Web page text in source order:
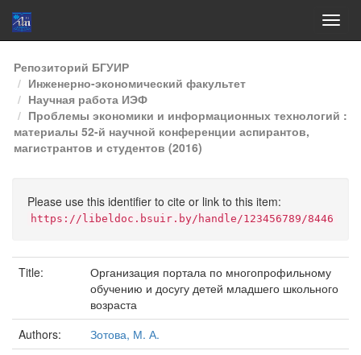
Skip
navigation
Репозиторий БГУИР
Инженерно-экономический факультет
Научная работа ИЭФ
Проблемы экономики и информационных технологий :
материалы 52-й научной конференции аспирантов,
магистрантов и студентов (2016)
Please use this identifier to cite or link to this item:
https://libeldoc.bsuir.by/handle/123456789/8446
Title:
Организация портала по многопрофильному
обучению и досугу детей младшего школьного
возраста
Authors:
Зотова, М. А.